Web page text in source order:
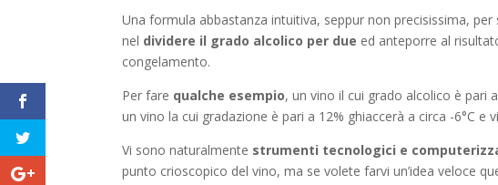
Una formula abbastanza intuitiva, seppur non precisissima, per
nel dividere il grado alcolico per due ed anteporre al
congelamento.
Per fare qualche esempio, un vino il cui grado alcolico è pari
un vino la cui gradazione è pari a 12% ghiaccerà a circa -6°C e
Vi sono naturalmente strumenti tecnologici e
punto crioscopico del vino, ma se volete farvi un’idea veloce